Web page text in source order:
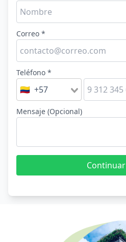
Correo *
Teléfono *
🇨🇴 +57
Mensaje (Opcional)
Continuar